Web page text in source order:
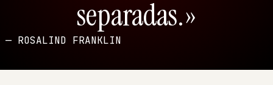
separadas.»
— ROSALIND FRANKLIN